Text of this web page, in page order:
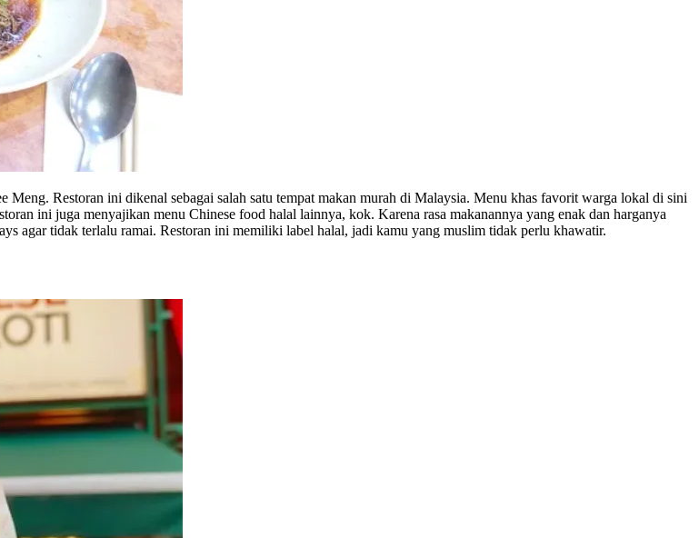
Restoran ini dikenal sebagai salah satu tempat makan murah di Malaysia. Menu khas favorit warga lokal di sini
ini juga menyajikan menu Chinese food halal lainnya, kok. Karena rasa makanannya yang enak dan harganya
agar tidak terlalu ramai. Restoran ini memiliki label halal, jadi kamu yang muslim tidak perlu khawatir.